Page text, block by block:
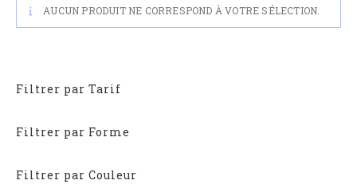
AUCUN PRODUIT NE CORRESPOND À VOTRE SÉLECTION.
Filtrer par Tarif
Filtrer par Forme
Filtrer par Couleur